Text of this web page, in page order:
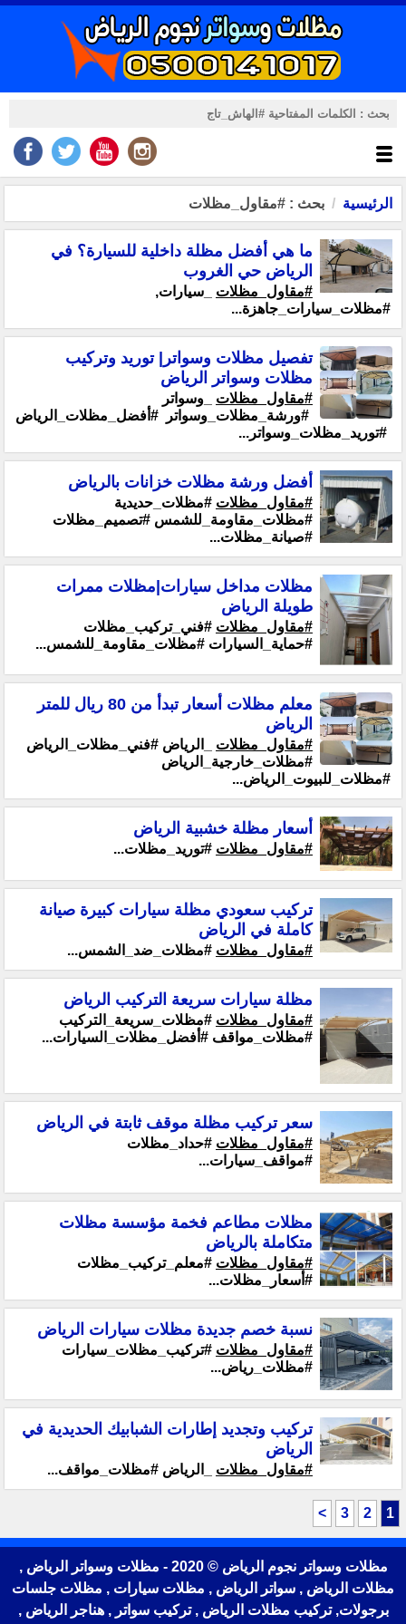
الرئيسية بحث : #مقاول_مظلات
ما هي أفضل مظلة داخلية للسيارة؟ في
الرياض حي الغروب
#مقاول_مظلات _سيارات,
#مظلات_سيارات_جاهزة...
تفصيل مظلات وسواتر| توريد وتركيب
مظلات وسواتر الرياض
#مقاول_مظلات _وسواتر
#ورشة_مظلات_وسواتر #أفضل_مظلات_الرياض
#توريد_مظلات_وسواتر...
أفضل ورشة مظلات خزانات بالرياض
#مقاول_مظلات #مظلات_حديدية
#مظلات_مقاومة_للشمس #تصميم_مظلات
#صيانة_مظلات...
مظلات مداخل سيارات|مظلات ممرات
طويلة الرياض
#مقاول_مظلات #فني_تركيب_مظلات
#حماية_السيارات #مظلات_مقاومة_للشمس...
معلم مظلات أسعار تبدأ من 80 ريال للمتر
الرياض
#مقاول_مظلات _الرياض #فني_مظلات_الرياض
#مظلات_خارجية_الرياض
#مظلات_للبيوت_الرياض...
أسعار مظلة خشبية الرياض
#مقاول_مظلات #توريد_مظلات...
تركيب سعودي مظلة سيارات كبيرة صيانة
كاملة في الرياض
#مقاول_مظلات #مظلات_ضد_الشمس...
مظلة سيارات سريعة التركيب الرياض
#مقاول_مظلات #مظلات_سريعة_التركيب
#مظلات_مواقف #أفضل_مظلات_السيارات...
سعر تركيب مظلة موقف ثابتة في الرياض
#مقاول_مظلات #حداد_مظلات
#مواقف_سيارات...
مظلات مطاعم فخمة مؤسسة مظلات
متكاملة بالرياض
#مقاول_مظلات #معلم_تركيب_مظلات
#أسعار_مظلات...
نسبة خصم جديدة مظلات سيارات الرياض
#مقاول_مظلات #تركيب_مظلات_سيارات
#مظلات_رياض...
تركيب وتجديد إطارات الشبابيك الحديدية في
الرياض
#مقاول_مظلات _الرياض #مظلات_مواقف...
1
2
3
>
مظلات وسواتر نجوم الرياض © 2020 - مظلات وسواتر الرياض ,
مظلات الرياض , سواتر الرياض , مظلات سيارات , مظلات جلسات
برجولات, تركيب مظلات الرياض , تركيب سواتر , هناجر الرياض ,